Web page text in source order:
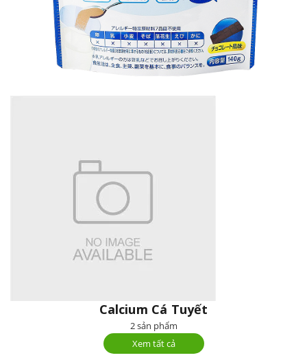
Calcium Cá Tuyết
2 sản phẩm
Xem tất cả